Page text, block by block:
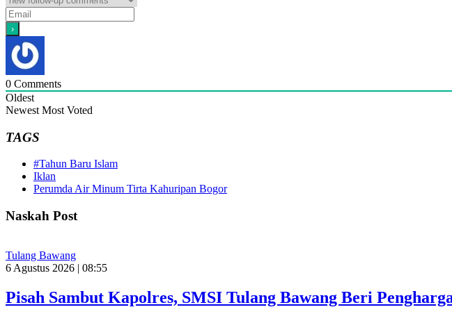
0 Comments
Oldest
Newest Most Voted
TAGS
#Tahun Baru Islam
Iklan
Perumda Air Minum Tirta Kahuripan Bogor
Naskah Post
Tulang Bawang
6 Agustus 2026 | 08:55
Pisah Sambut Kapolres, SMSI Tulang Bawang Beri